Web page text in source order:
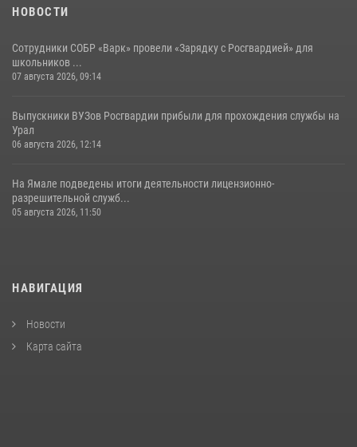
НОВОСТИ
Сотрудники СОБР «Варк» провели «Зарядку с Росгвардией» для
школьников ...
07 августа 2026, 09:14
Выпускники ВУЗов Росгвардии прибыли для прохождения службы на
Урал
06 августа 2026, 12:14
На Ямале подведены итоги деятельности лицензионно-
разрешительной служб...
05 августа 2026, 11:50
НАВИГАЦИЯ
Новости
Карта сайта